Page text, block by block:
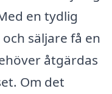
en tydlig
säljare få en
åtgärdas
Om det